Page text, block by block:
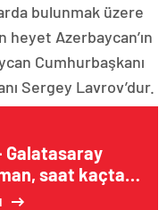
bulunmak üzere
Azerbaycan’ın
Cumhurbaşkanı
Sergey Lavrov’dur.
Galatasaray
saat kaçta,